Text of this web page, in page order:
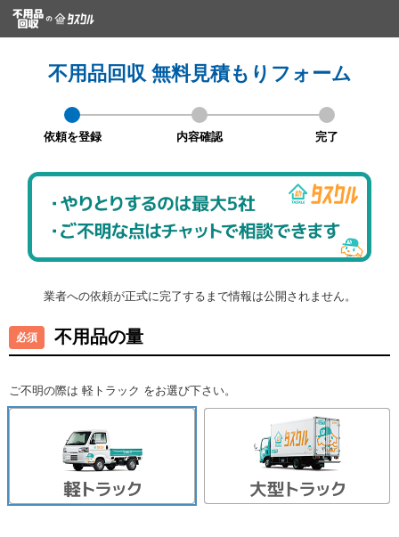
不用品回収 無料見積もりフォーム
依頼を登録 内容確認 完了
業者への依頼が正式に完了するまで情報は公開されません。
不用品の量
ご不明の際は 軽トラック をお選び下さい。